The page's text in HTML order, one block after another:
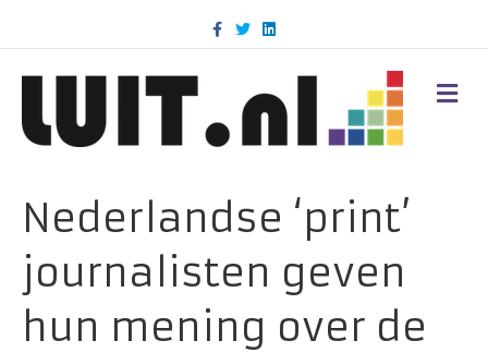
c
k
T
w
i
n
d
M
E
Nederlandse ‘print’
journalisten geven
hun mening over de